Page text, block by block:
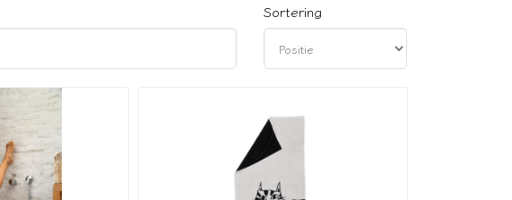
Sortering